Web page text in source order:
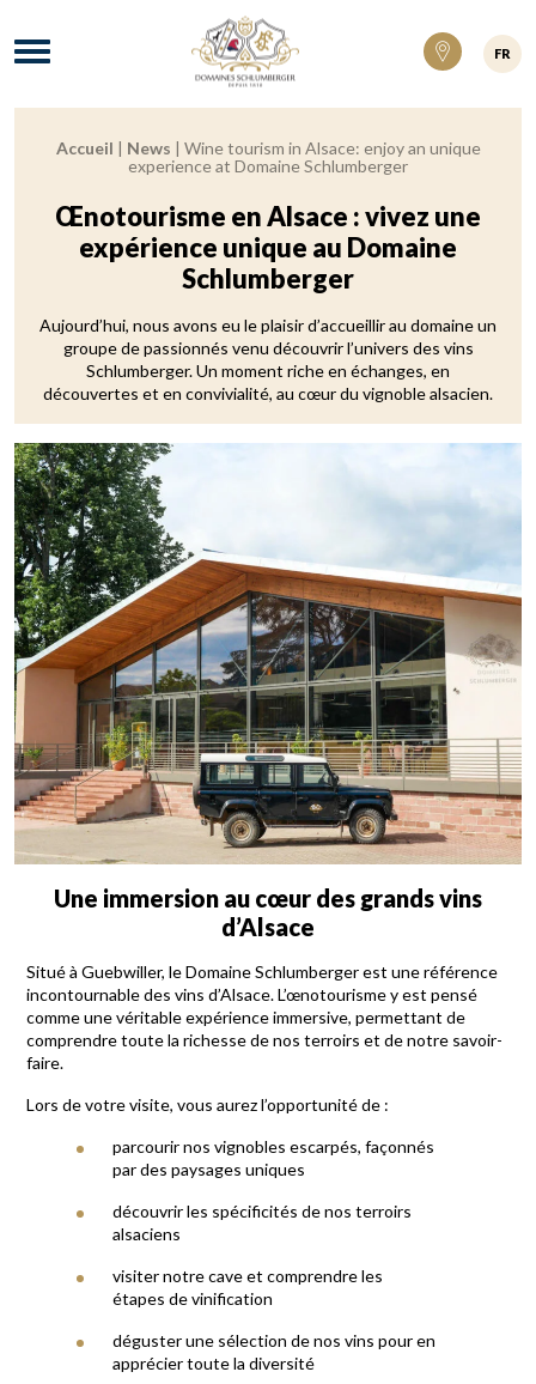
Domaines Schlumberger Vignerons 100%
Menu
FR
Breadcrumb:
Accueil | News | Wine tourism in Alsace: enjoy an unique
experience at Domaine Schlumberger
Œnotourisme en Alsace : vivez une
expérience unique au Domaine
Schlumberger
Aujourd’hui, nous avons eu le plaisir d’accueillir au domaine un
groupe de passionnés venu découvrir l’univers des vins
Schlumberger. Un moment riche en échanges, en
découvertes et en convivialité, au cœur du vignoble alsacien.
Une immersion au cœur des grands vins
d’Alsace
Situé à Guebwiller, le Domaine Schlumberger est une référence
incontournable des vins d’Alsace. L’œnotourisme y est pensé
comme une véritable expérience immersive, permettant de
comprendre toute la richesse de nos terroirs et de notre savoir-
faire.
Lors de votre visite, vous aurez l’opportunité de :
parcourir nos vignobles escarpés, façonnés
par des paysages uniques
découvrir les spécificités de nos terroirs
alsaciens
visiter notre cave et comprendre les
étapes de vinification
déguster une sélection de nos vins pour en
apprécier toute la diversité